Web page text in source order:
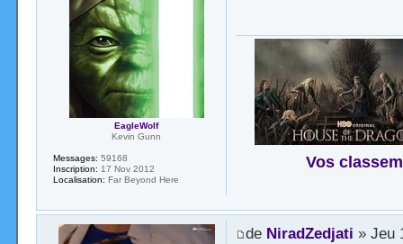
Vos
EagleWolf
Kevin Gunn
Messages: 59168
Inscription: 17 Nov 2012
Localisation: Far Beyond Here
de NiradZedjati » Jeu